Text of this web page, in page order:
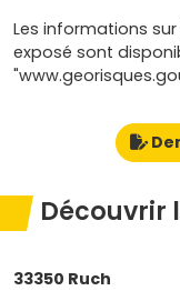
Les informations
exposé sont
Découvrir
33350 Ruch